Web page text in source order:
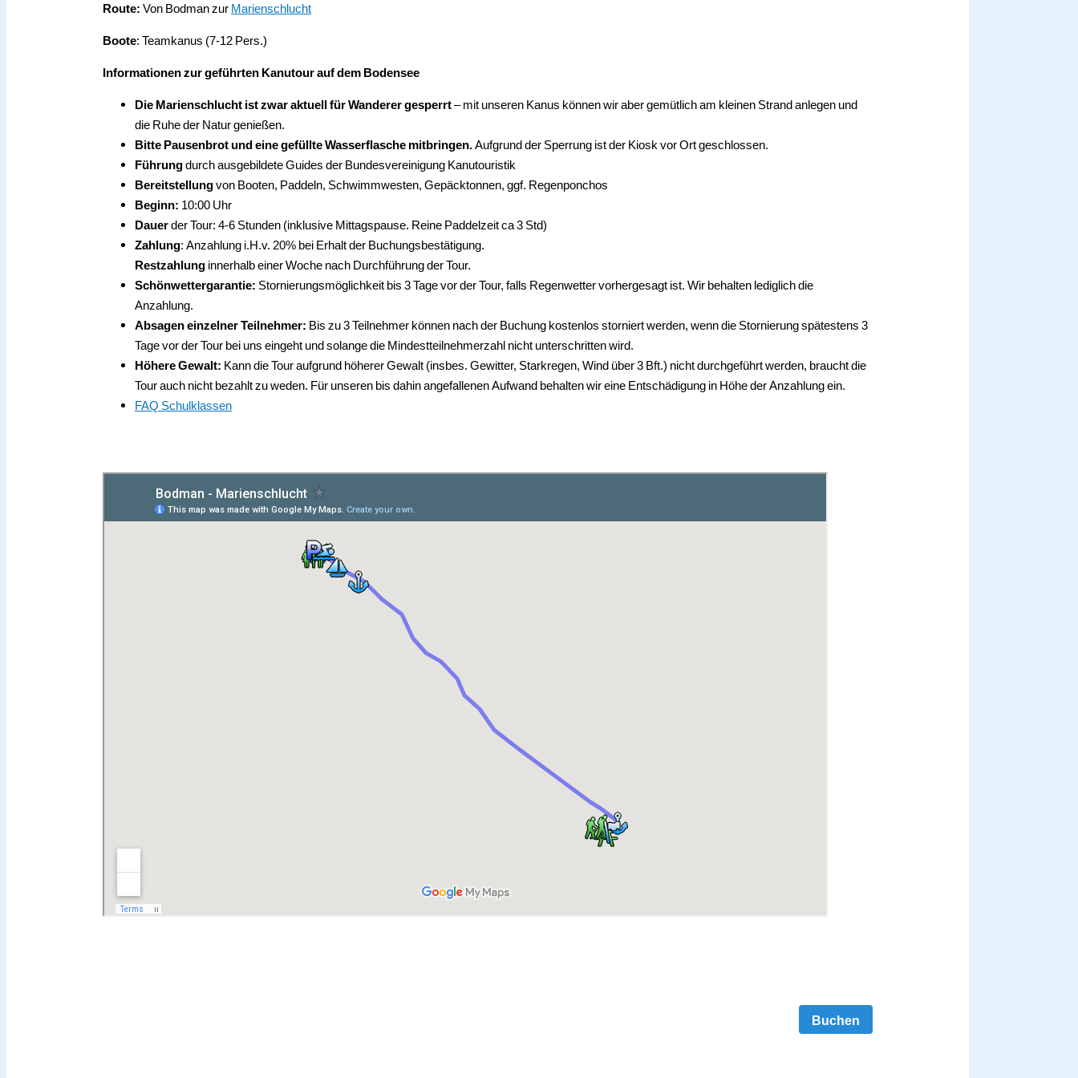
Route: Von Bodman zur Marienschlucht
Boote: Teamkanus (7-12 Pers.)
Informationen zur geführten Kanutour auf dem Bodensee
Die Marienschlucht ist zwar aktuell für Wanderer gesperrt– mit unseren Kanus können wir aber gemütlich am kleinen Strand anlegen und
die Ruhe der Natur genießen.
Bitte Pausenbrot und eine gefüllte Wasserflasche mitbringen.Aufgrund der Sperrung ist der Kiosk vor Ort geschlossen.
Führungdurch ausgebildete Guides der Bundesvereinigung Kanutouristik
Bereitstellungvon Booten, Paddeln, Schwimmwesten, Gepäcktonnen, ggf. Regenponchos
Beginn: 10:00 Uhr
Dauerder Tour: 4-6 Stunden (inklusive Mittagspause. Reine Paddelzeit ca 3 Std)
Zahlung: Anzahlung i.H.v. 20% bei Erhalt der Buchungsbestätigung.
Restzahlung innerhalb einer Woche nach Durchführung der Tour.
Schönwettergarantie: Stornierungsmöglichkeit bis 3 Tage vor der Tour, falls Regenwetter vorhergesagt ist. Wir behalten lediglich die
Anzahlung.
Absagen einzelner Teilnehmer: Bis zu 3 Teilnehmer können nach der Buchung kostenlos storniert werden, wenn die Stornierung spätestens 3
Tage vor der Tour bei uns eingeht und solange die Mindestteilnehmerzahl nicht unterschritten wird.
Höhere Gewalt: Kann die Tour aufgrund höherer Gewalt (insbes. Gewitter, Starkregen, Wind über 3 Bft.) nicht durchgeführt werden, braucht die
Tour auch nicht bezahlt zu weden. Für unseren bis dahin angefallenen Aufwand behalten wir eine Entschädigung in Höhe der Anzahlung ein.
FAQ Schulklassen
Buchen